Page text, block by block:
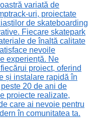
variată de
uri, proiectate
de skateboarding
Fiecare skatepark
de înaltă calitate
nevoile
experiență. Ne
proiect, oferind
și instalare rapidă în
20 de ani de
proiecte realizate,
care ai nevoie pentru
în comunitatea ta.